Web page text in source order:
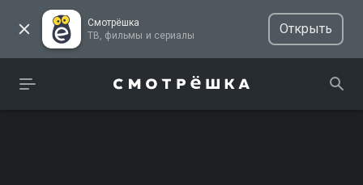
Смотрёшка
ТВ, фильмы и сериалы
Открыть